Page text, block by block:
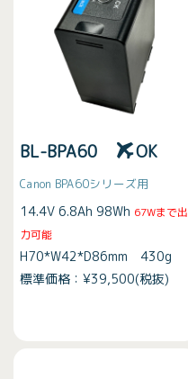
BL-BPA60 OK
Canon BPA60シリーズ用
14.4V 6.8Ah 98Wh 67Wまで出
力可能
H70*W42*D86mm 430g
標準価格：¥39,500(税抜)